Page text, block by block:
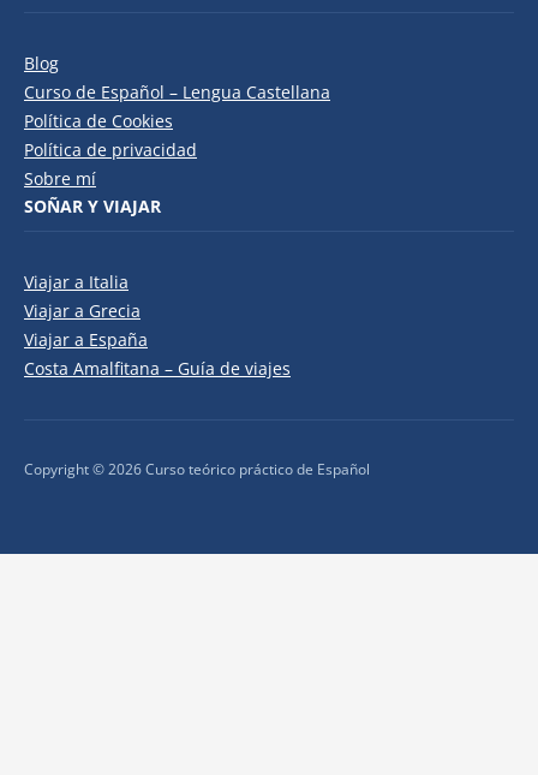
Blog
Curso de Español – Lengua Castellana
Política de Cookies
Política de privacidad
Sobre mí
SOÑAR Y VIAJAR
Viajar a Italia
Viajar a Grecia
Viajar a España
Costa Amalfitana – Guía de viajes
Copyright © 2026 Curso teórico práctico de Español